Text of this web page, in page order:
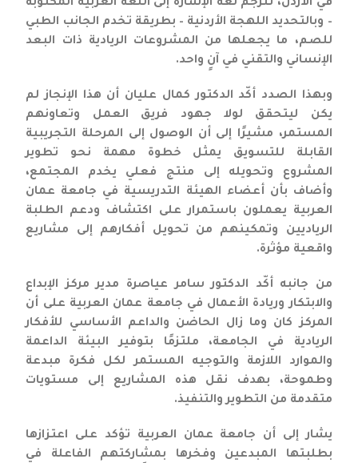
في الأردن، تُترجم لغة الإشارة إلى اللغة العربية المكتوبة
– وبالتحديد اللهجة الأردنية – بطريقة تخدم الجانب الطبي
للصم، ما يجعلها من المشروعات الريادية ذات البعد
الإنساني والتقني في آنٍ واحد.
وبهذا الصدد أكّد الدكتور كمال عليان أن هذا الإنجاز لم
يكن ليتحقق لولا جهود فريق العمل وتعاونهم
المستمر، مشيرًا إلى أن الوصول إلى المرحلة التجريبية
القابلة للتسويق يمثل خطوة مهمة نحو تطوير
المشروع وتحويله إلى منتج فعلي يخدم المجتمع،
وأضاف بأن أعضاء الهيئة التدريسية في جامعة عمان
العربية يعملون باستمرار على اكتشاف ودعم الطلبة
الرياديين وتمكينهم من تحويل أفكارهم إلى مشاريع
واقعية مؤثرة.
من جانبه أكّد الدكتور سامر عياصرة مدير مركز الإبداع
والابتكار وريادة الأعمال في جامعة عمان العربية على أن
المركز كان وما زال الحاضن والداعم الأساسي للأفكار
الريادية في الجامعة، ملتزمًا بتوفير البيئة الداعمة
والموارد اللازمة والتوجيه المستمر لكل فكرة مبدعة
وطموحة، بهدف نقل هذه المشاريع إلى مستويات
متقدمة من التطوير والتنفيذ.
يشار إلى أن جامعة عمان العربية تؤكد على اعتزازها
بطلبتها المبدعين وفخرها بمشاركتهم الفاعلة في